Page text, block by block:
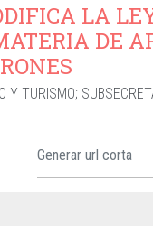
LA
DE
Y TURISMO;